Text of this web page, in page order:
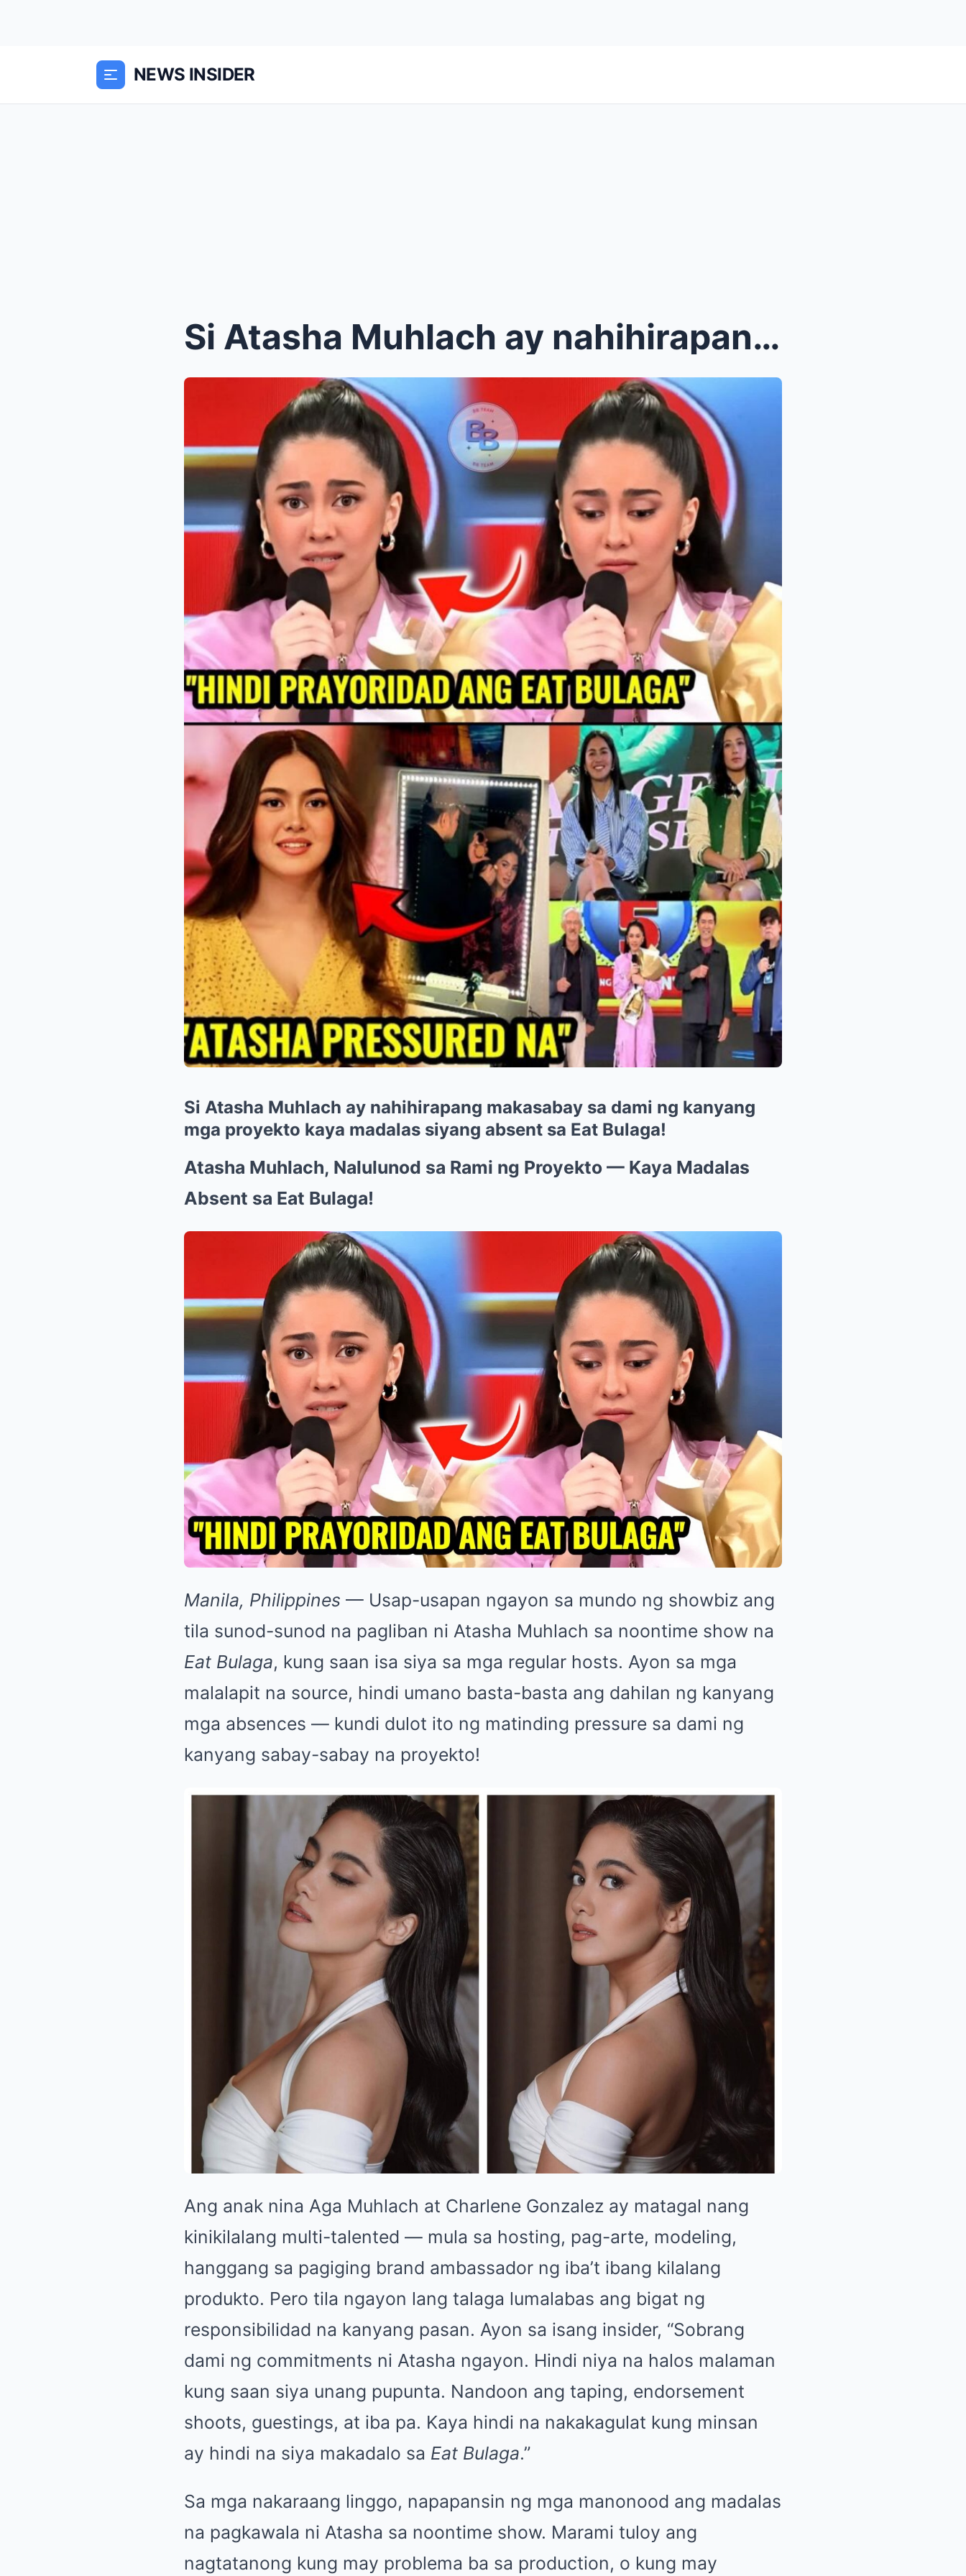
NEWS INSIDER
Si Atasha Muhlach ay nahihirapang makasabay sa dam...
Si Atasha Muhlach ay nahihirapang makasabay sa dami ng kanyang
mga proyekto kaya madalas siyang absent sa Eat Bulaga!
Atasha Muhlach, Nalulunod sa Rami ng Proyekto — Kaya Madalas
Absent sa Eat Bulaga!
Manila, Philippines — Usap-usapan ngayon sa mundo ng showbiz ang
tila sunod-sunod na pagliban ni Atasha Muhlach sa noontime show na
Eat Bulaga, kung saan isa siya sa mga regular hosts. Ayon sa mga
malalapit na source, hindi umano basta-basta ang dahilan ng kanyang
mga absences — kundi dulot ito ng matinding pressure sa dami ng
kanyang sabay-sabay na proyekto!
Ang anak nina Aga Muhlach at Charlene Gonzalez ay matagal nang
kinikilalang multi-talented — mula sa hosting, pag-arte, modeling,
hanggang sa pagiging brand ambassador ng iba’t ibang kilalang
produkto. Pero tila ngayon lang talaga lumalabas ang bigat ng
responsibilidad na kanyang pasan. Ayon sa isang insider, “Sobrang
dami ng commitments ni Atasha ngayon. Hindi niya na halos malaman
kung saan siya unang pupunta. Nandoon ang taping, endorsement
shoots, guestings, at iba pa. Kaya hindi na nakakagulat kung minsan
ay hindi na siya makadalo sa Eat Bulaga.”
Sa mga nakaraang linggo, napapansin ng mga manonood ang madalas
na pagkawala ni Atasha sa noontime show. Marami tuloy ang
nagtatanong kung may problema ba sa production, o kung may